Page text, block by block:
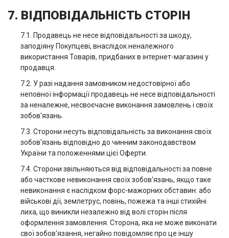
7. ВІДПОВІДАЛЬНІСТЬ СТОРІН
7.1. Продавець не несе відповідальності за шкоду,
заподіяну Покупцеві, внаслідок неналежного
використання Товарів, придбаних в інтернет-магазині у
продавця.
7.2. У разі надання замовником недостовірної або
неповної інформації продавець не несе відповідальності
за неналежне, несвоєчасне виконання замовлень і своїх
зобов'язань.
7.3. Сторони несуть відповідальність за виконання своїх
зобов'язань відповідно до чинним законодавством
України та положеннями цієї Оферти.
7.4. Сторони звільняються від відповідальності за повне
або часткове невиконання своїх зобов'язань, якщо таке
невиконання є наслідком форс-мажорних обставин: або
військові дії, землетрус, повінь, пожежа та інші стихійні
лиха, що виникли незалежно від волі сторін після
оформлення замовлення. Сторона, яка не може виконати
свої зобов'язання, негайно повідомляє про це іншу